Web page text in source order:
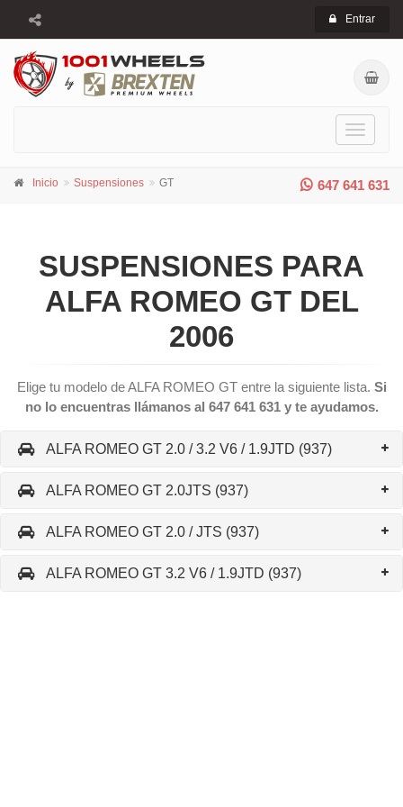
Entrar
Toggle
647 641 631
Inicio Suspensiones GT
SUSPENSIONES PARA
ALFA ROMEO GT DEL
2006
Elige tu modelo de ALFA ROMEO GT entre la siguiente lista. Si
no lo encuentras llámanos al 647 641 631 y te ayudamos.
ALFA ROMEO GT 2.0 / 3.2 V6 / 1.9JTD (937)
ALFA ROMEO GT 2.0JTS (937)
ALFA ROMEO GT 2.0 / JTS (937)
ALFA ROMEO GT 3.2 V6 / 1.9JTD (937)